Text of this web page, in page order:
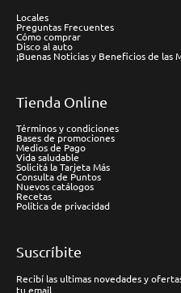
Locales
Preguntas Frecuentes
Cómo comprar
Disco al auto
¡Buenas Noticias y Beneficios de las
Tienda Online
Términos y condiciones
Bases de promociones
Medios de Pago
Vida saludable
Solicitá la Tarjeta Más
Consulta de Puntos
Nuevos catálogos
Recetas
Política de privacidad
Suscríbite
Recibí las ultimas novedades y
tu email